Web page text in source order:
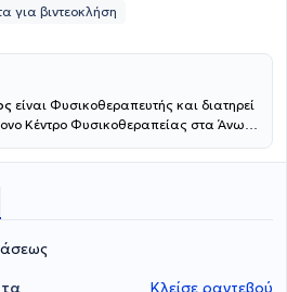
για βιντεοκλήση
είναι Φυσικοθεραπευτής και διατηρεί
Κέντρο Φυσικοθεραπείας στα Άνω
και τη βελτίωση της
εξειδικευμένες τεχνικές
στις ανάγκες του κάθε
της θεραπείας τους είναι η πλήρη
και επαγγελματικές σας
με βελτιωμένη λειτουργικότητα.
Κλείσε ραντεβού